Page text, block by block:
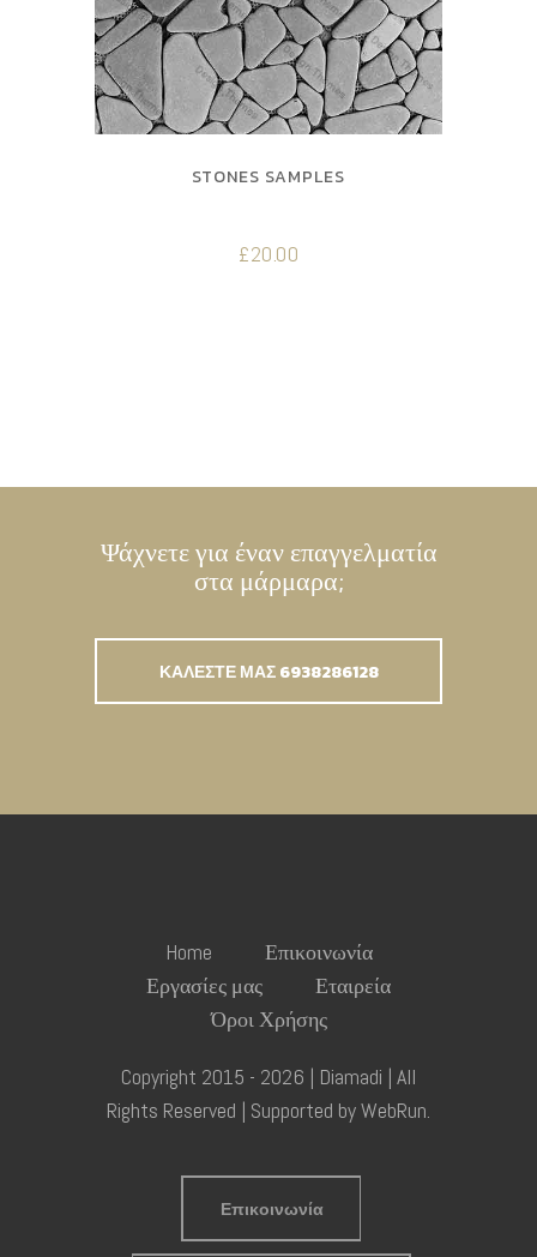
STONES SAMPLES
£20.00
Ψάχνετε για έναν επαγγελματία
στα μάρμαρα;
ΚΑΛΕΣΤΕ ΜΑΣ 6938286128
Home
Επικοινωνία
Εργασίες μας
Εταιρεία
Όροι Χρήσης
Copyright 2015 - 2026 | Diamadi | All
Rights Reserved | Supported byWebRun.
Επικοινωνία